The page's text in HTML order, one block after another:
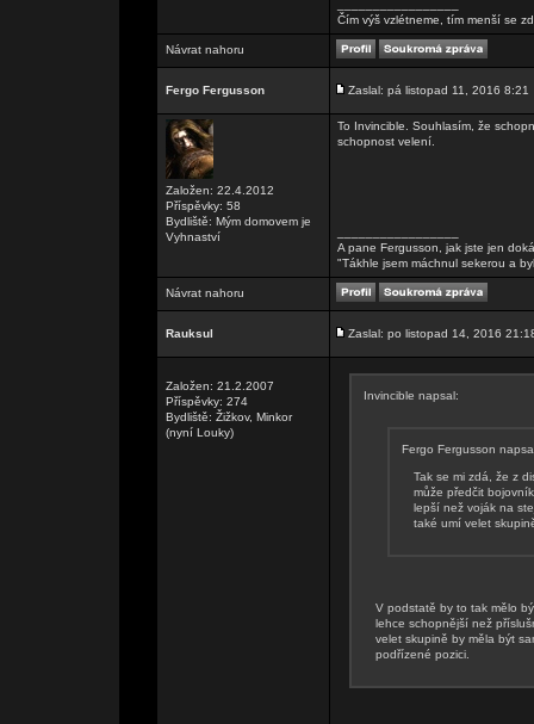
Čím výš vzlétneme, tím menší se
Návrat nahoru
Fergo Fergusson Zaslal: pá listopad 11, 2016 8:21
Založen: 22.4.2012
Příspěvky: 58
Bydliště: Mým domovem je
Vyhnaství
To Invincible. Souhlasím, že
schopnost velení.
A pane Fergusson, jak jste jen
"Tákhle jsem máchnul sekerou a
Návrat nahoru
Rauksul Zaslal: po listopad 14, 2016
Založen: 21.2.2007
Příspěvky: 274
Bydliště: Žižkov, Minkor
(nyní Louky)
Invincible napsal:
Fergo Fergusson
Tak se mi zdá, že z
může předčit
lepší než voják na
také umí velet
V podstatě by to tak mělo
lehce schopnější než
velet skupině by měla být
podřízené pozici.